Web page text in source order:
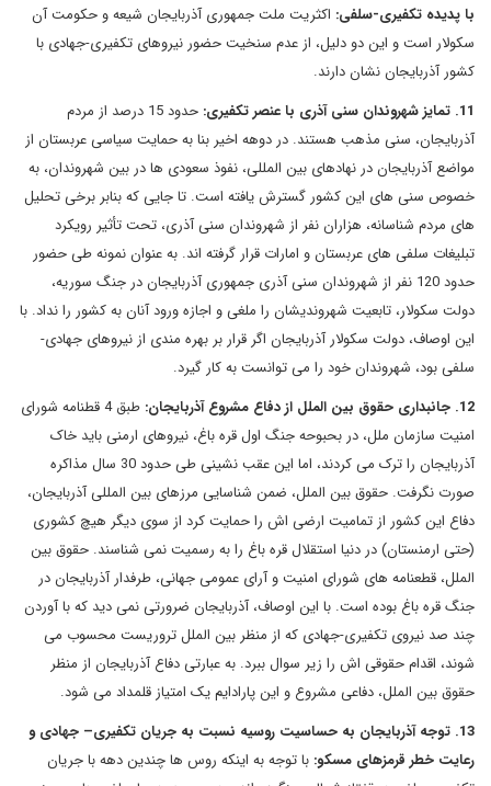
با پدیده تکفیری-سلفی: اکثریت ملت جمهوری آذربایجان شیعه و حکومت آن
سکولار است و این دو دلیل، از عدم سنخیت حضور نیروهای تکفیری-جهادی با
کشور آذربایجان نشان دارند.
11. تمایز شهروندان سنی آذری با عنصر تکفیری:
حدود 15 درصد از مردم
آذربایجان، سنی مذهب هستند. در دوهه اخیر بنا به حمایت سیاسی عربستان از
مواضع آذربایجان در نهادهای بین المللی، نفوذ سعودی ها در بین شهروندان، به
خصوص سنی های این کشور گسترش یافته است. تا جایی که بنابر برخی تحلیل
های مردم شناسانه، هزاران نفر از شهروندان سنی آذری، تحت تأثیر رویکرد
تبلیغات سلفی های عربستان و امارات قرار گرفته اند. به عنوان نمونه طی حضور
حدود 120 نفر از شهروندان سنی آذری جمهوری آذربایجان در جنگ سوریه،
دولت سکولار، تابعیت شهروندیشان را ملغی و اجازه ورود آنان به کشور را نداد. با
این اوصاف، دولت سکولار آذربایجان اگر قرار بر بهره مندی از نیروهای جهادی-
سلفی بود، شهروندان خود را می توانست به کار گیرد.
12. جانبداری حقوق بین الملل از دفاع مشروع آذربایجان:
طبق 4 قطنامه شورای
امنیت سازمان ملل، در بحبوحه جنگ اول قره باغ، نیروهای ارمنی باید خاک
آذربایجان را ترک می کردند، اما این عقب نشینی طی حدود 30 سال مذاکره
صورت نگرفت. حقوق بین الملل، ضمن شناسایی مرزهای بین المللی آذربایجان،
دفاع این کشور از تمامیت ارضی اش را حمایت کرد از سوی دیگر هیچ کشوری
(حتی ارمنستان) در دنیا استقلال قره باغ را به رسمیت نمی شناسند. حقوق بین
الملل، قطعنامه های شورای امنیت و آرای عمومی جهانی، طرفدار آذربایجان در
جنگ قره باغ بوده است. با این اوصاف، آذربایجان ضرورتی نمی دید که با آوردن
چند صد نیروی تکفیری-جهادی که از منظر بین الملل تروریست محسوب می
شوند، اقدام حقوقی اش را زیر سوال ببرد. به عبارتی دفاع آذربایجان از منظر
حقوق بین الملل، دفاعی مشروع و این پارادایم یک امتیاز قلمداد می شود.
13. توجه آذربایجان به حساسیت روسیه نسبت به جریان تکفیری– جهادی و
رعایت خطر قرمزهای مسکو: با توجه به اینکه روس ها چندین دهه با جریان